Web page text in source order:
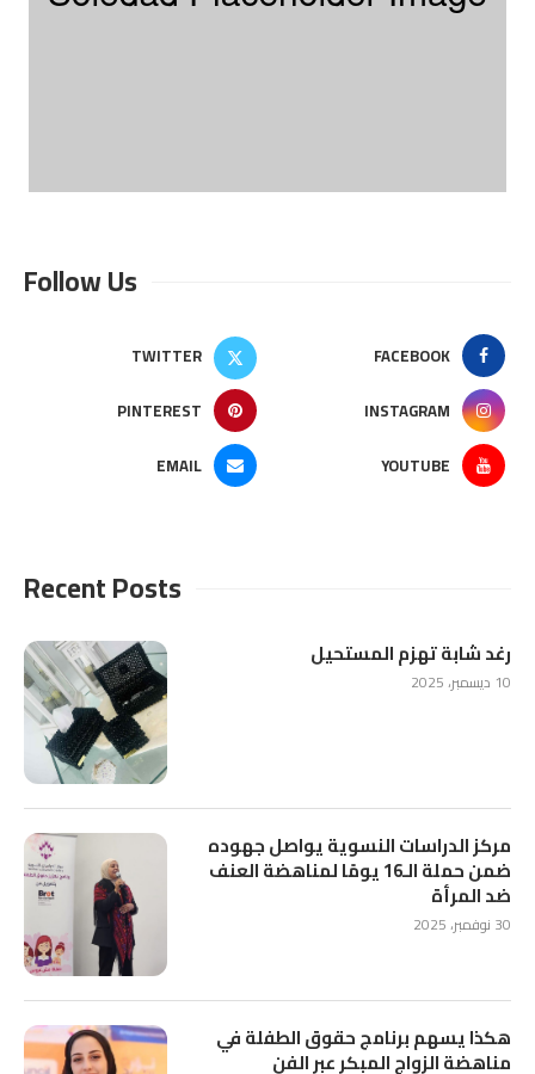
Follow Us
FACEBOOK
TWITTER
INSTAGRAM
PINTEREST
YOUTUBE
EMAIL
Recent Posts
رغد شابة تهزم المستحيل
10 ديسمبر، 2025
مركز الدراسات النسوية يواصل جهوده
ضمن حملة الـ16 يومًا لمناهضة العنف
ضد المرأة
30 نوفمبر، 2025
هكذا يسهم برنامج حقوق الطفلة في
مناهضة الزواج المبكر عبر الفن